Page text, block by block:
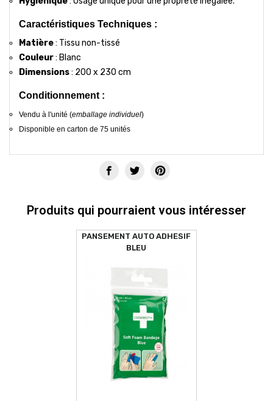
Caractéristiques Techniques :
Matière: Tissu non-tissé
Couleur: Blanc
Dimensions: 200 x 230 cm
Conditionnement :
Vendu à l'unité (emballage individuel)
Disponible en carton de 75 unités
Produits qui pourraient vous intéresser
PANSEMENT AUTO ADHESIF
BLEU